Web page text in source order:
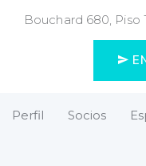
Bouchard 680, Piso
Perfil Socios